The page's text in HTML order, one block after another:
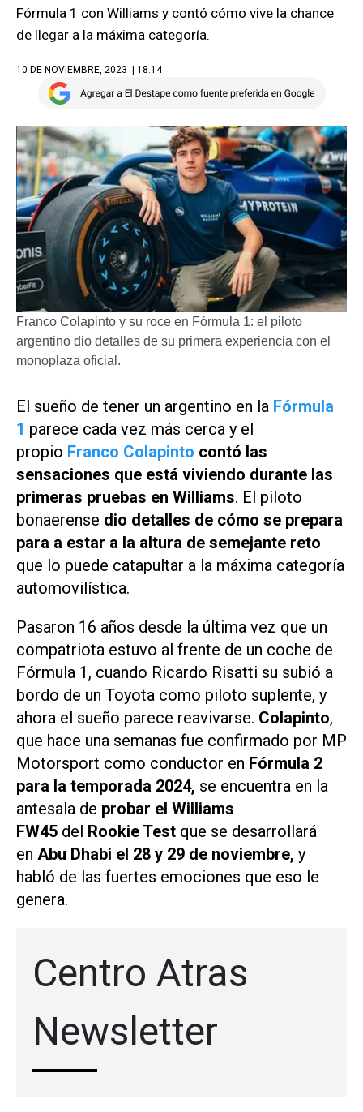
Fórmula 1 con Williams y contó cómo vive la chance
de llegar a la máxima categoría.
10 DE NOVIEMBRE, 2023 | 18.14
Franco Colapinto y su roce en Fórmula 1: el piloto
argentino dio detalles de su primera experiencia con el
monoplaza oficial.
El sueño de tener un argentino en la Fórmula
1 parece cada vez más cerca y el
propio Franco Colapinto contó las
sensaciones que está viviendo durante las
primeras pruebas en Williams. El piloto
bonaerense dio detalles de cómo se prepara
para a estar a la altura de semejante reto
que lo puede catapultar a la máxima categoría
automovilística.
Pasaron 16 años desde la última vez que un
compatriota estuvo al frente de un coche de
Fórmula 1, cuando Ricardo Risatti su subió a
bordo de un Toyota como piloto suplente, y
ahora el sueño parece reavivarse. Colapinto,
que hace una semanas fue confirmado por MP
Motorsport como conductor en Fórmula 2
para la temporada 2024, se encuentra en la
antesala de probar el Williams
FW45 del Rookie Test que se desarrollará
en Abu Dhabi el 28 y 29 de noviembre, y
habló de las fuertes emociones que eso le
genera.